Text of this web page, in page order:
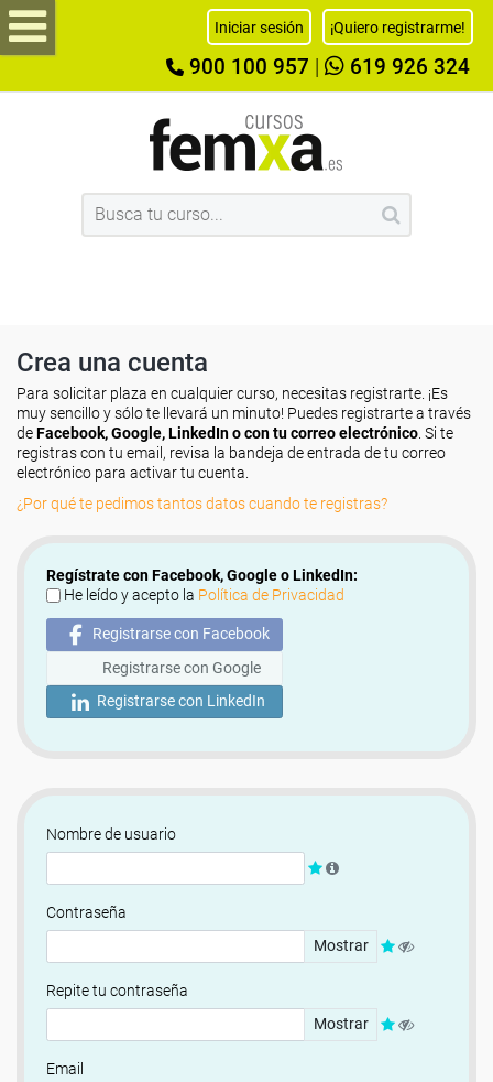
Iniciar sesión ¡Quiero registrarme!
900 100 957 619 926 324
Crea una cuenta
Para solicitar plaza en cualquier curso, necesitas registrarte. ¡Es
muy sencillo y sólo te llevará un minuto! Puedes registrarte a través
deFacebook, Google, LinkedIn o con tu correo electrónico . Si te
registras con tu email, revisa la bandeja de entrada de tu correo
electrónico para activar tu cuenta.
¿Por qué te pedimos tantos datos cuando te registras?
Regístrate con Facebook, Google o LinkedIn:
He leído y acepto la Política de Privacidad
Registrarse con Facebook
Registrarse con Google
Registrarse con LinkedIn
Nombre de usuario
Contraseña
Mostrar
Repite tu contraseña
Mostrar
Email